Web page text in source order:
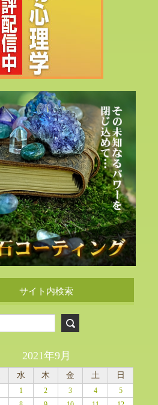
サイト内検索
2021年9月
水 木 金 土 日
1 2 3 4
5